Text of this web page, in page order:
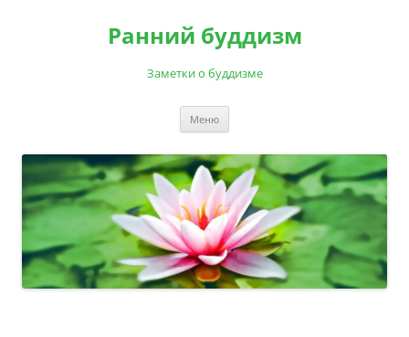
Ранний буддизм
Заметки о буддизме
Меню